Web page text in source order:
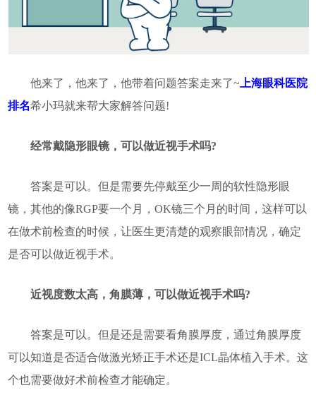
他来了，他来了，他带着问题答案走来了~ 上海眼科医院
排名希小玛就来帮大家解答问题!
经常戴隐形眼镜，可以做近视手术吗?
答案是可以。但是需要先停戴至少一周的软性隐形眼
镜，其他的像RGP要一个月，OK镜三个月的时间，这样可以
在做术前检查的时候，让医生更清楚的观察眼部情况，确定
是否可以做近视手术。
近视度数太高，角膜薄，可以做近视手术吗?
答案是可以。但是还是需要看角膜厚度，通过角膜厚度
可以知道是否适合做激光矫正手术还是ICL晶体植入手术。这
个也需要做好术前检查才能确定。